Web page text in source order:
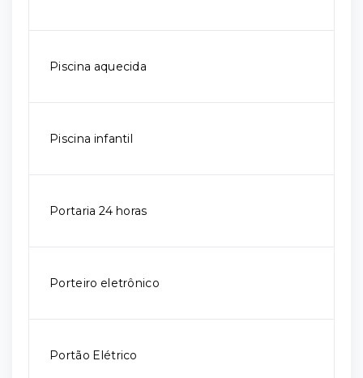
Piscina aquecida
Piscina infantil
Portaria 24 horas
Porteiro eletrônico
Portão Elétrico